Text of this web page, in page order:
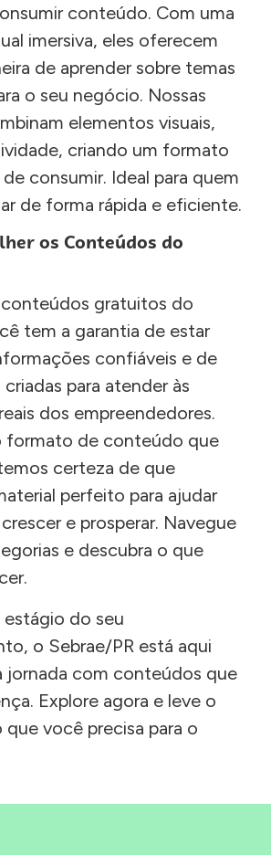
conteúdo. Com uma
imersiva, eles oferecem
de aprender sobre temas
o seu negócio. Nossas
elementos visuais,
criando um formato
consumir. Ideal para quem
de forma rápida e eficiente.
os Conteúdos do
gratuitos do
tem a garantia de estar
confiáveis e de
para atender às
dos empreendedores.
formato de conteúdo que
certeza de que
perfeito para ajudar
e prosperar. Navegue
e descubra o que
do seu
o Sebrae/PR está aqui
jornada com conteúdos que
Explore agora e leve o
você precisa para o